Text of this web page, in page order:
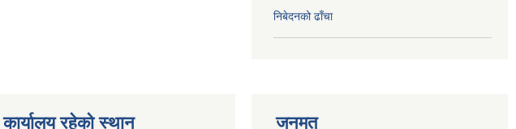
निबेदनको ढाँचा
कार्यालय रहेको स्थान जनमत